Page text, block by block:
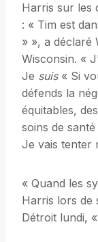
Harris sur les
: « Tim est
» », a déclaré
Wisconsin. «
Je suis« Si
défends la
équitables,
soins de
Je vais tenter
« Quand les
Harris lors de
Détroit lundi,